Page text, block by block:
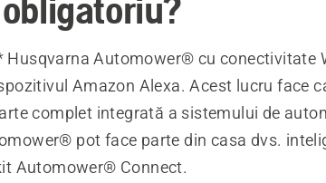
Husqvarna Automower® cu conectivitate
Amazon Alexa. Acest lucru face
complet integrată a sistemului de
pot face parte din casa dvs.
Automower® Connect.